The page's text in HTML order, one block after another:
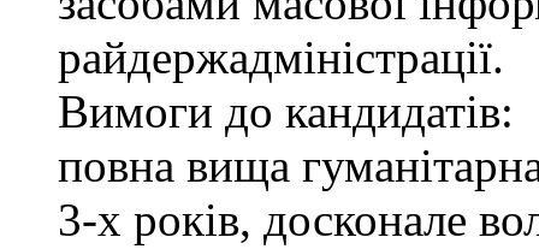
райдержадміністрації.
Вимоги до кандидатів:
повна вища
3-х років, досконале